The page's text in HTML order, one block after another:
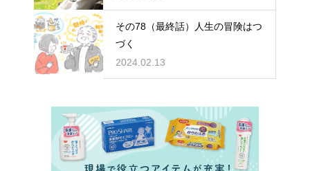
その78（最終話）人生の冒険はつ
づく
2024.02.13